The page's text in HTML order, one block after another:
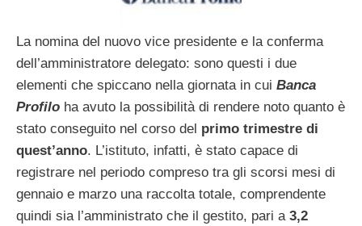
La nomina del nuovo vice presidente e la conferma
dell’amministratore delegato: sono questi i due
elementi che spiccano nella giornata in cui Banca
Profilo ha avuto la possibilità di rendere noto quanto è
stato conseguito nel corso del primo trimestre di
quest’anno. L’istituto, infatti, è stato capace di
registrare nel periodo compreso tra gli scorsi mesi di
gennaio e marzo una raccolta totale, comprendente
quindi sia l’amministrato che il gestito, pari a 3,2